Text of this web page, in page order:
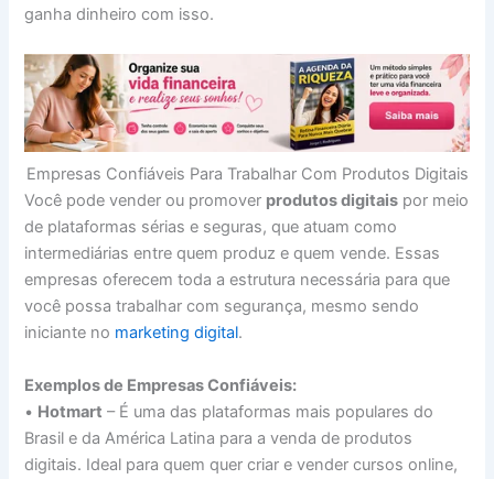
ganha dinheiro com isso.
Empresas Confiáveis Para Trabalhar Com Produtos Digitais
Você pode vender ou promover produtos digitais por meio
de plataformas sérias e seguras, que atuam como
intermediárias entre quem produz e quem vende. Essas
empresas oferecem toda a estrutura necessária para que
você possa trabalhar com segurança, mesmo sendo
iniciante no marketing digital.
Exemplos de Empresas Confiáveis:
• Hotmart – É uma das plataformas mais populares do
Brasil e da América Latina para a venda de produtos
digitais. Ideal para quem quer criar e vender cursos online,